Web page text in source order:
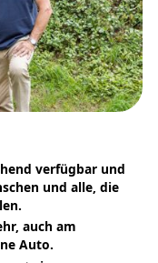
verfügbar und
und alle, die
auch am
Auto.